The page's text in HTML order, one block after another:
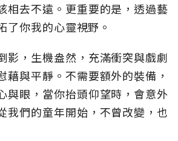
相去不遠。更重要的是，透過藝
了你我的心靈視野。
影，生機盎然，充滿衝突與戲劇
藉與平靜。不需要額外的裝備，
與眼，當你抬頭仰望時，會意外
我們的童年開始，不曾改變，也